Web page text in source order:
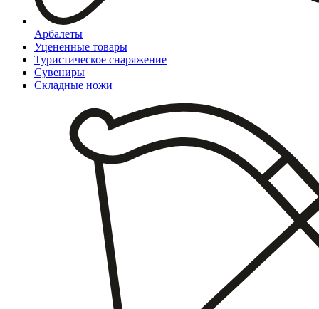
Арбалеты
Уцененные товары
Туристическое снаряжение
Сувениры
Складные ножи